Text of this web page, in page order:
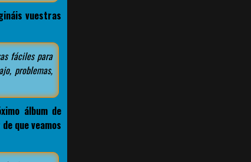
vuestras
fáciles para
problemas,
álbum de
que veamos